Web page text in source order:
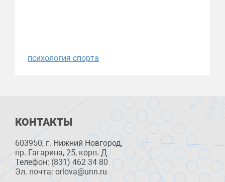
психология спорта
КОНТАКТЫ
603950, г. Нижний Новгород,
пр. Гагарина, 25, корп. Д
Телефон: (831) 462 34 80
Эл. почта: orlova@unn.ru